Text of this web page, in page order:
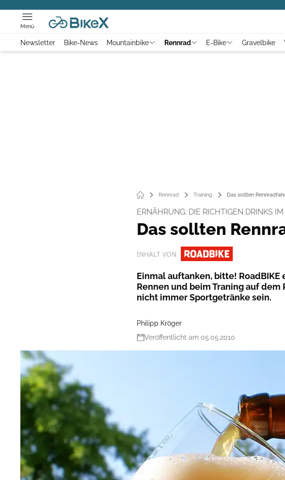
Menü
Newsletter Bike-News Mountainbike Rennrad E-Bike Gravelbike
Rennrad Training Das sollten
ERNÄHRUNG: DIE RICHTIGEN DRINKS
Das sollten
INHALT VON
Einmal auftanken, bitte!
Rennen und beim Traning auf
nicht immer Sportgetränke sein.
Philipp Kröger
Veröffentlicht am 05.05.2010